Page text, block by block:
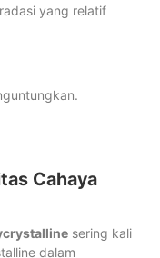
yang relatif
Cahaya
sering kali
dalam